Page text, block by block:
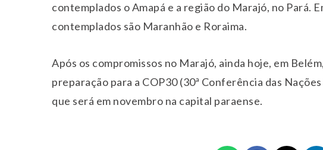
contemplados o Amapá e a região do Marajó, no Pará.
contemplados são Maranhão e Roraima.
Após os compromissos no Marajó, ainda hoje, em
preparação para a COP30 (30ª Conferência das
que será em novembro na capital paraense.